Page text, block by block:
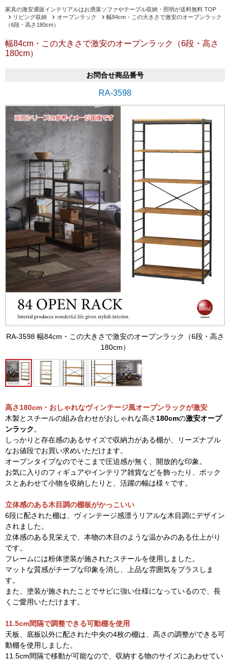
家具の激安通販インテリアルはお洒落ソファやテーブル収納・照明が送料無料 TOP
リビング収納
オープンラック
幅84cm・この大きさで激安のオープンラック
（6段・高さ180cm）
幅84cm・この大きさで激安のオープンラック（6段・高さ
180cm）
お問合せ商品番号
RA-3598
RA-3598 幅84cm・この大きさで激安のオープンラック（6段・高さ
180cm）
高さ180cm・おしゃれなヴィンテージ風オープンラックが激安
木製とスチールの組み合わせがおしゃれな高さ 180cmの激安オープ
ンラック 。
しっかりと存在感のあるサイズで収納力がある棚が、リーズナブル
なお値段でお買い求めいただけます。
オープンタイプなのでそこまで圧迫感が無く、開放的な印象。
お気に入りのフィギュアやインテリア雑貨などを飾ったり、ボック
スとあわせて小物を収納したりと、活躍の幅は様々です。
立体感のある木目調の棚板がかっこいい
6段に配された棚は、ヴィンテージ感漂うリアルな木目調にデザイン
されました。
立体感のある見栄えで、本物の木目のような温かみのある仕上がり
です。
フレームには粉体塗装が施されたスチールを使用しました。
マットな質感がチープな印象を消し、上品な雰囲気をプラスしま
す。
また、塗装が施されたことでサビに強い仕様になっているので、長
くご愛用いただけます。
11.5cm間隔で調整できる可動棚を使用
天板、底板以外に配された中央の4枚の棚は、高さの調整ができる可
動棚を使用しました。
11.5cm間隔で移動が可能なので、収納する物のサイズにあわせてい